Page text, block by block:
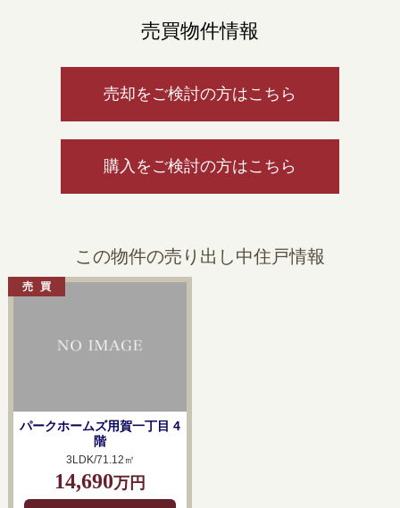
売買物件情報
売却をご検討の方はこちら
購入をご検討の方はこちら
この物件の売り出し中住戸情報
パークホームズ用賀一丁目 4
階
3LDK/71.12㎡
14,690万円